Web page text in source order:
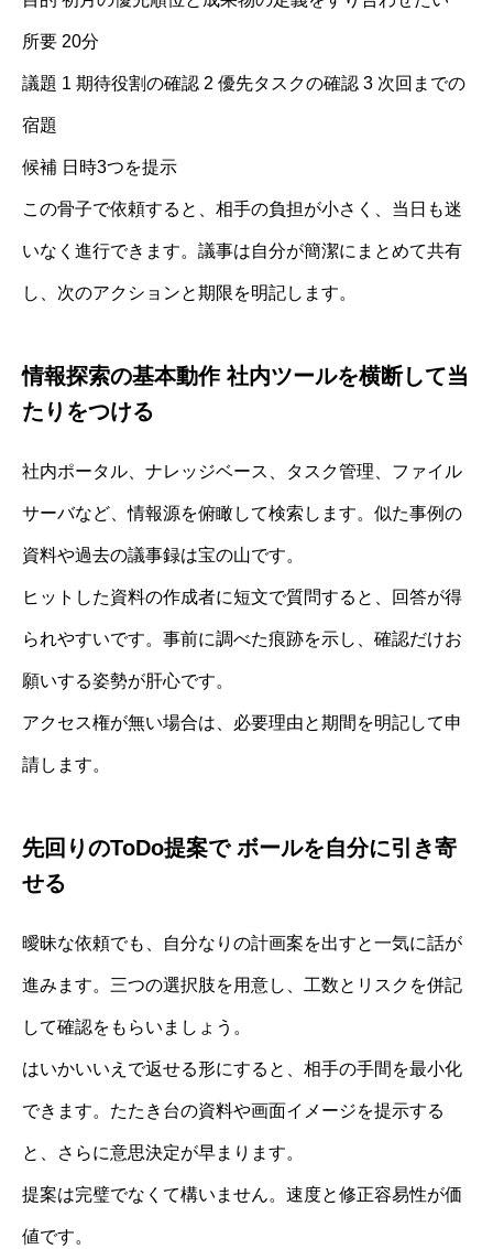
所要 20分
議題 1 期待役割の確認 2 優先タスクの確認 3 次回までの
宿題
候補 日時3つを提示
この骨子で依頼すると、相手の負担が小さく、当日も迷
いなく進行できます。議事は自分が簡潔にまとめて共有
し、次のアクションと期限を明記します。
情報探索の基本動作 社内ツールを横断して当
たりをつける
社内ポータル、ナレッジベース、タスク管理、ファイル
サーバなど、情報源を俯瞰して検索します。似た事例の
資料や過去の議事録は宝の山です。
ヒットした資料の作成者に短文で質問すると、回答が得
られやすいです。事前に調べた痕跡を示し、確認だけお
願いする姿勢が肝心です。
アクセス権が無い場合は、必要理由と期間を明記して申
請します。
先回りのToDo提案で ボールを自分に引き寄
せる
曖昧な依頼でも、自分なりの計画案を出すと一気に話が
進みます。三つの選択肢を用意し、工数とリスクを併記
して確認をもらいましょう。
はいかいいえで返せる形にすると、相手の手間を最小化
できます。たたき台の資料や画面イメージを提示する
と、さらに意思決定が早まります。
提案は完璧でなくて構いません。速度と修正容易性が価
値です。